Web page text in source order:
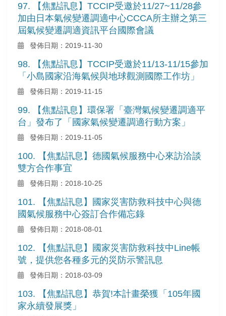
97. 【焦點訊息】TCCIP受邀於11/27~11/28參
加由日本氣候變遷調適中心CCCA所主辦之第三
屆氣候變遷調適資訊平台國際會議
發佈日期：2019-11-30
98. 【焦點訊息】TCCIP受邀於11/13-11/15參加
「小島國家沿海氣候與地球觀測國際工作坊」
發佈日期：2019-11-15
99. 【焦點訊息】環保署「臺灣氣候變遷調適平
台」發布了「國家氣候變遷調適行動方案」
發佈日期：2019-11-05
100. 【焦點訊息】德國氣候服務中心來訪洽談
雙方合作事宜
發佈日期：2018-10-25
101. 【焦點訊息】國家災害防救科技中心與德
國氣候服務中心簽訂合作備忘錄
發佈日期：2018-08-01
102. 【焦點訊息】國家災害防救科技中Line帳
號，提供您各種多元的災防示警訊息
發佈日期：2018-03-09
103. 【焦點訊息】恭賀!本計畫榮獲「105年國
家永續發展獎」